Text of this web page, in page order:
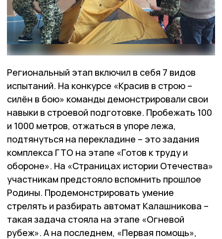
Региональный этап включил в себя 7 видов
испытаний. На конкурсе «Красив в строю –
силён в бою» команды демонстрировали свои
навыки в строевой подготовке. Пробежать 100
и 1000 метров, отжаться в упоре лежа,
подтянуться на перекладине – это задания
комплекса ГТО на этапе «Готов к труду и
обороне». На «Страницах истории Отечества»
участникам предстояло вспомнить прошлое
Родины. Продемонстрировать умение
стрелять и разбирать автомат Калашникова –
такая задача стояла на этапе «Огневой
рубеж». А на последнем, «Первая помощь»,